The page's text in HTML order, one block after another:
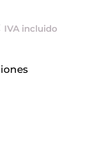
IVA incluido